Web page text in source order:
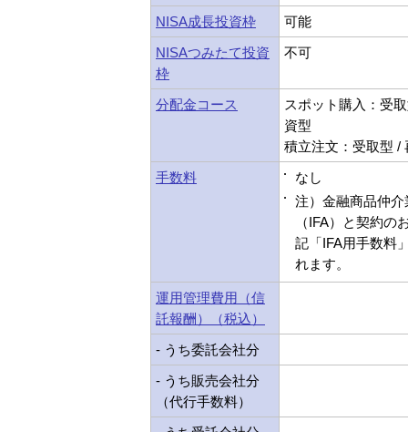
NISA成長投資枠
可能
NISAつみたて投資
枠
不可
分配金コース
スポット購入：受
資型
積立注文：受取型 /
手数料
なし
注）金融商品仲介
（IFA）と契約の
記「IFA用手数料
れます。
運用管理費用（信
託報酬）（税込）
- うち委託会社分
- うち販売会社分
（代行手数料）